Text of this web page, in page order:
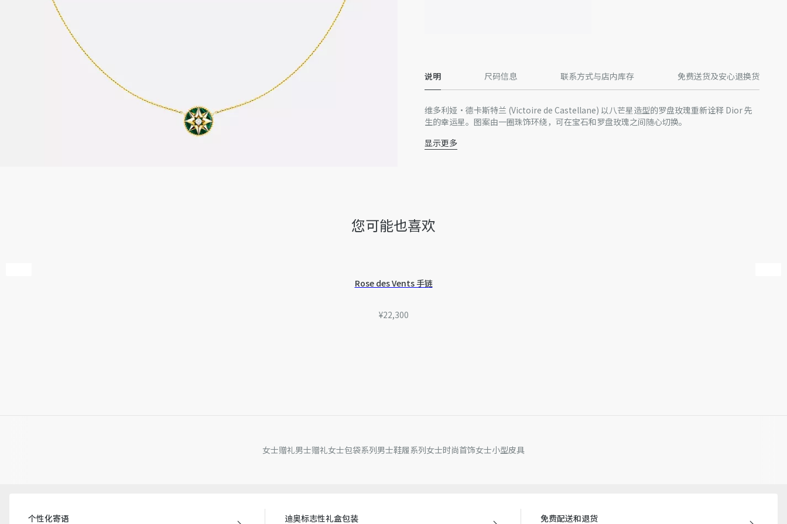
说明 尺码信息 联系方式与店内库存 免费送货及安心退换货
维多利娅·德卡斯特兰 (Victoire de Castellane) 以八芒星造型的罗盘玫瑰重新诠释 Dior 先
生的幸运星。图案由一圈珠饰环绕，可在宝石和罗盘玫瑰之间随心切换。
黄色 18K 金
请将每一件单品存放在原包装盒中，置于干燥处，远离阳光直射和潮湿环境。
量误差或其他细节误差，网站展示的产品图片可能与产品实际外观不一致，以产品实物为
显示更多
您可能也喜欢
Rose des Vents 手链
¥22,300
女士赠礼男士赠礼女士包袋系列男士鞋履系列女士时尚首饰女士小型皮具
个性化寄语 迪奥标志性礼盒包装 免费配送和退货